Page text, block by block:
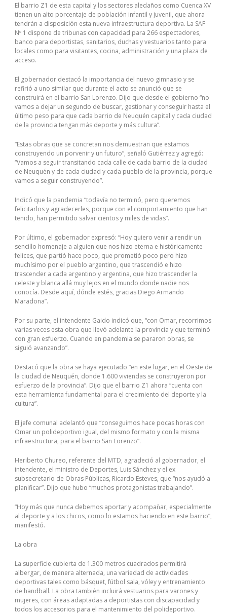
El barrio Z1 de esta capital y los sectores aledaños como Cuenca XV
tienen un alto porcentaje de población infantil y juvenil, que ahora
tendrán a disposición esta nueva infraestructura deportiva. La SAF
Nº 1 dispone de tribunas con capacidad para 266 espectadores,
banco para deportistas, sanitarios, duchas y vestuarios tanto para
locales como para visitantes, cocina, administración y una plaza de
acceso.
El gobernador destacó la importancia del nuevo gimnasio y se
refirió a uno similar que durante el acto se anunció que se
construirá en el barrio San Lorenzo. Dijo que desde el gobierno “no
vamos a dejar un segundo de buscar, gestionar y conseguir hasta el
último peso para que cada barrio de Neuquén capital y cada ciudad
de la provincia tengan más deporte y más cultura”.
“Estas obras que se concretan nos demuestran que estamos
construyendo un porvenir y un futuro”, señaló Gutiérrez y agregó:
“Vamos a seguir transitando cada calle de cada barrio de la ciudad
de Neuquén y de cada ciudad y cada pueblo de la provincia, porque
vamos a seguir construyendo”.
Indicó que la pandemia “todavía no terminó, pero queremos
felicitarlos y agradecerles, porque con el comportamiento que han
tenido, han permitido salvar cientos y miles de vidas”.
Por último, el gobernador expresó: “Hoy quiero venir a rendir un
sencillo homenaje a alguien que nos hizo eterna e históricamente
felices, que partió hace poco, que prometió poco pero hizo
muchísimo por el pueblo argentino, que trascendió e hizo
trascender a cada argentino y argentina, que hizo trascender la
celeste y blanca allá muy lejos en el mundo donde nadie nos
conocía. Desde aquí, dónde estés, gracias Diego Armando
Maradona”.
Por su parte, el intendente Gaido indicó que, “con Omar, recorrimos
varias veces esta obra que llevó adelante la provincia y que terminó
con gran esfuerzo. Cuando en pandemia se pararon obras, se
siguió avanzando”.
Destacó que la obra se haya ejecutado “en este lugar, en el Oeste de
la ciudad de Neuquén, donde 1.600 viviendas se construyeron por
esfuerzo de la provincia”. Dijo que el barrio Z1 ahora “cuenta con
esta herramienta fundamental para el crecimiento del deporte y la
cultura”.
El jefe comunal adelantó que “conseguimos hace pocas horas con
Omar un polideportivo igual, del mismo formato y con la misma
infraestructura, para el barrio San Lorenzo”.
Heriberto Chureo, referente del MTD, agradeció al gobernador, el
intendente, el ministro de Deportes, Luis Sánchez y el ex
subsecretario de Obras Públicas, Ricardo Esteves, que “nos ayudó a
planificar”. Dijo que hubo “muchos protagonistas trabajando”.
“Hoy más que nunca debemos aportar y acompañar, especialmente
al deporte y a los chicos, como lo estamos haciendo en este barrio”,
manifestó.
La obra
La superficie cubierta de 1.300 metros cuadrados permitirá
albergar, de manera alternada, una variedad de actividades
deportivas tales como básquet, fútbol sala, vóley y entrenamiento
de handball. La obra también incluirá vestuarios para varones y
mujeres, con áreas adaptadas a deportistas con discapacidad y
todos los accesorios para el mantenimiento del polideportivo.